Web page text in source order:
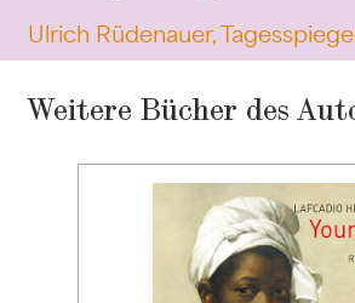
Ulrich Rüdenauer,
Weitere Bücher des